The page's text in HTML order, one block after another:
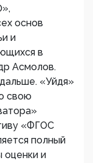
основ
и
в
Асмолов.
«Уйдя»
свою
«ФГОС
полный
оценки и